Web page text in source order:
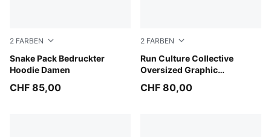
2 FARBEN
Snake Pack Bedruckter
Hoodie Damen
Puma Black
CHF 85,00
2 FARBEN
Run Culture Collective
Oversized Graphic
Puma Black
CHF 80,00